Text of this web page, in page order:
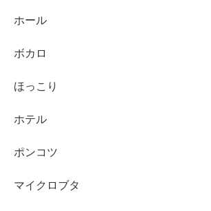
ホール
ボカロ
ほっこり
ホテル
ポンコツ
マイクロブタ